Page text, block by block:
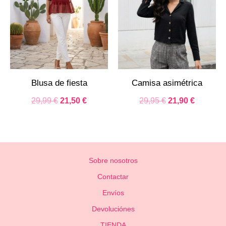
Blusa de fiesta
29,99€ 21,50 €
Camisa asimétrica
29,95€ 21,90 €
Sobre nosotros
Contactar
Envíos
Devoluciónes